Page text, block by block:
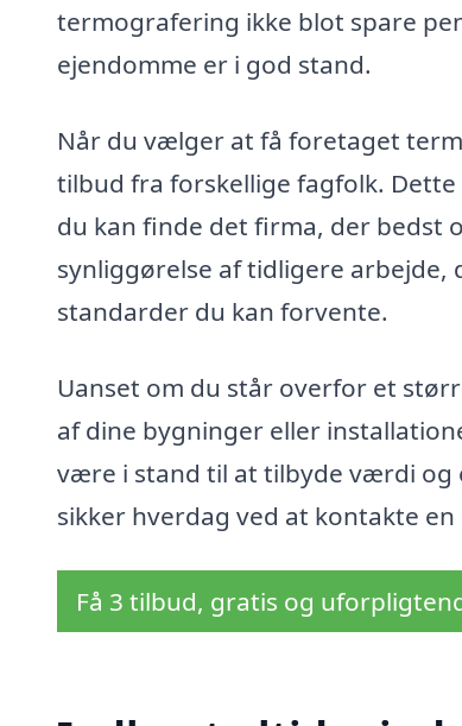
termografering ikke blot spare
ejendomme er i god stand.
Når du vælger at få foretaget
tilbud fra forskellige fagfolk.
du kan finde det firma, der bedst
synliggørelse af tidligere arbejde,
standarder du kan forvente.
Uanset om du står overfor et
af dine bygninger eller
være i stand til at tilbyde værdi og
sikker hverdag ved at kontakte
Få 3 tilbud, gratis og